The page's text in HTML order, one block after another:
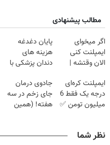
مطالب پیشنهادی
اگر میخوای
ایمپلنت کنی
الان وقتشه |
میلیون تومان!!!
پایان دغدغه
هزینه های
دندان پزشکی با
خانگی
ایمپلنت کره‌ای
درجه یک فقط 6
میلیون تومن ✅
جادوی درمان
جای زخم در سه
هفته! (همین
نظر شما